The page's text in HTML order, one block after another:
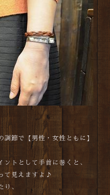
調節で【男性・女性ともに】
ントとして手首に巻くと、
て見えますよ♪
り、